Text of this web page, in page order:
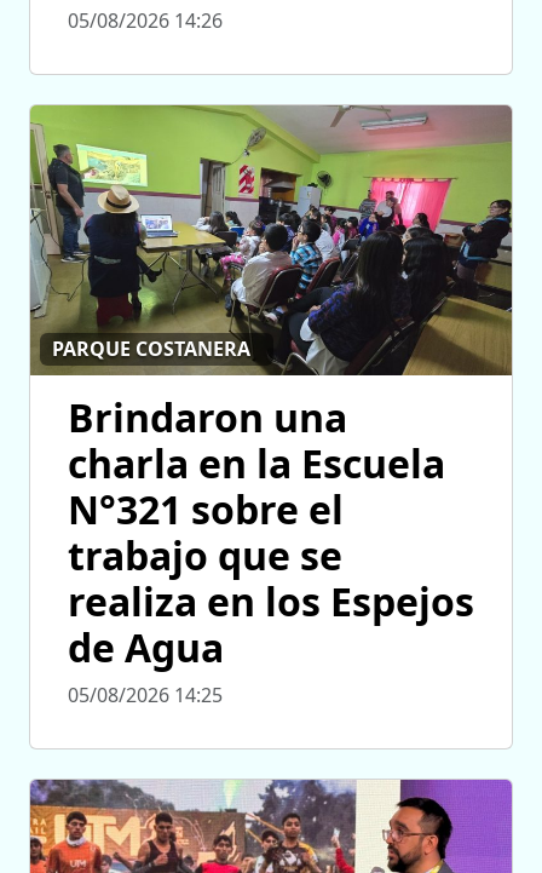
05/08/2026 14:26
PARQUE COSTANERA
Brindaron una
charla en la Escuela
N°321 sobre el
trabajo que se
realiza en los Espejos
de Agua
05/08/2026 14:25